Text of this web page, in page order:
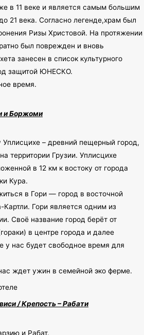
в 11 веке и является самым большим
21 века. Согласно легенде,храм был
Ризы Христовой. На протяжении
был поврежден и вновь
занесен в список культурного
защитой ЮНЕСКО.
время.
и Боржоми
– древний пещерный город,
территории Грузии. Уплисцихе
в 12 км к востоку от города
Кура.
в Гори — город в восточной
Гори является одним из
Своё название город берёт от
в центре города и далее
у нас будет свободное время для
ждет ужин в семейной эко ферме.
/ Крепость – Рабати
и Рабат.